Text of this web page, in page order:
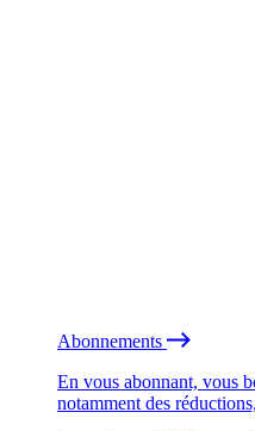
Abonnements
En vous abonnant, vous
notamment des